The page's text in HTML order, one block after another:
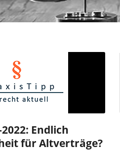
Endlich
für Altverträge?